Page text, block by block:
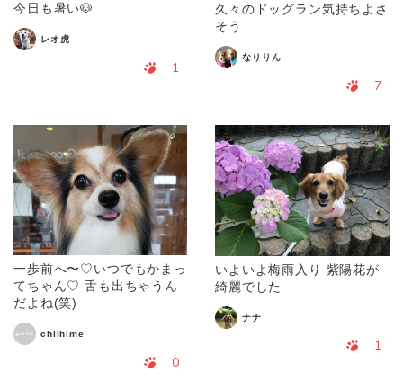
今日も暑い🐶
レオ虎
1
久々のドッグラン気持ちよさ
そう
なりりん
7
一歩前へ〜♡いつでもかまっ
てちゃん♡ 舌も出ちゃうん
だよね(笑)
chiihime
0
いよいよ梅雨入り 紫陽花が
綺麗でした
ナナ
1